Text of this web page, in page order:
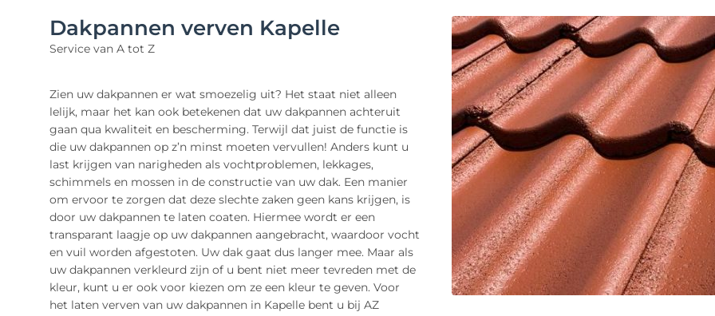
Dakpannen verven Kapelle
Service van A tot Z
Zien uw dakpannen er wat smoezelig uit? Het staat niet alleen
lelijk, maar het kan ook betekenen dat uw dakpannen achteruit
gaan qua kwaliteit en bescherming. Terwijl dat juist de functie is
die uw dakpannen op z’n minst moeten vervullen! Anders kunt u
last krijgen van narigheden als vochtproblemen, lekkages,
schimmels en mossen in de constructie van uw dak. Een manier
om ervoor te zorgen dat deze slechte zaken geen kans krijgen, is
door uw dakpannen te laten coaten. Hiermee wordt er een
transparant laagje op uw dakpannen aangebracht, waardoor vocht
en vuil worden afgestoten. Uw dak gaat dus langer mee. Maar als
uw dakpannen verkleurd zijn of u bent niet meer tevreden met de
kleur, kunt u er ook voor kiezen om ze een kleur te geven. Voor
het laten verven van uw dakpannen in Kapelle bent u bij AZ